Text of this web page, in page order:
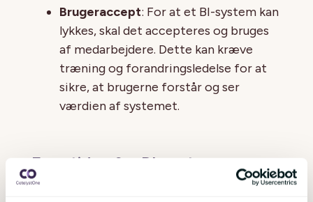
Brugeraccept: For at et BI-system kan
lykkes, skal det accepteres og bruges
af medarbejdere. Dette kan kræve
træning og forandringsledelse for at
sikre, at brugerne forstår og ser
værdien af systemet.
Fremtiden for BI-systemer